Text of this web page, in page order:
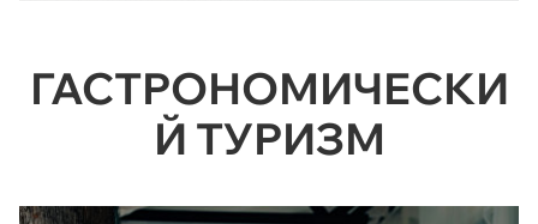
ГАСТРОНОМИЧЕСКИ
Й ТУРИЗМ